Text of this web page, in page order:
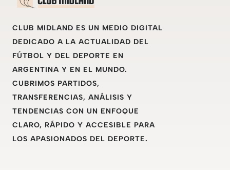
CLUB MIDLAND ES UN MEDIO DIGITAL
DEDICADO A LA ACTUALIDAD DEL
FÚTBOL Y DEL DEPORTE EN
ARGENTINA Y EN EL MUNDO.
CUBRIMOS PARTIDOS,
TRANSFERENCIAS, ANÁLISIS Y
TENDENCIAS CON UN ENFOQUE
CLARO, RÁPIDO Y ACCESIBLE PARA
LOS APASIONADOS DEL DEPORTE.